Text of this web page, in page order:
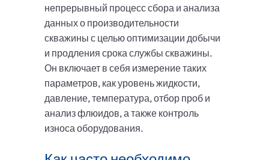
непрерывный процесс сбора и анализа
данных о производительности
скважины с целью оптимизации добычи
и продления срока службы скважины.
Он включает в себя измерение таких
параметров, как уровень жидкости,
давление, температура, отбор проб и
анализ флюидов, а также контроль
износа оборудования.